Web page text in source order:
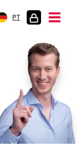
PT
DO
CLIENTE